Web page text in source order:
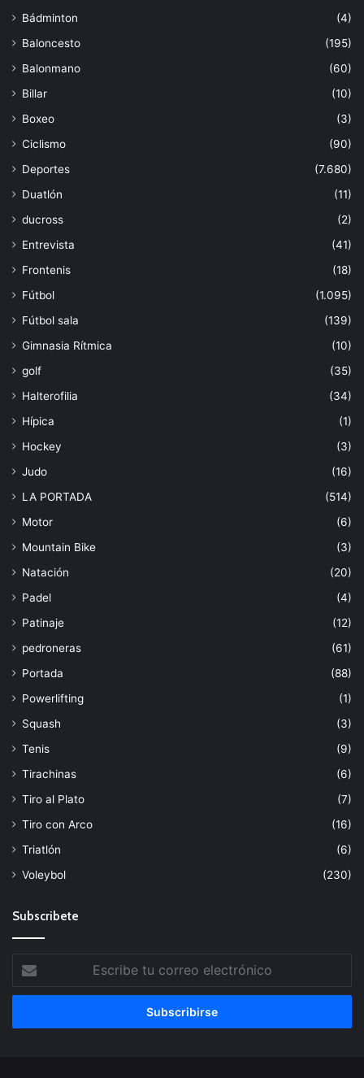
Bádminton
(4)
Baloncesto
(195)
Balonmano
(60)
Billar
(10)
Boxeo
(3)
Ciclismo
(90)
Deportes
(7.680)
Duatlón
(11)
ducross
(2)
Entrevista
(41)
Frontenis
(18)
Fútbol
(1.095)
Fútbol sala
(139)
Gimnasia Rítmica
(10)
golf
(35)
Halterofilia
(34)
Hípica
(1)
Hockey
(3)
Judo
(16)
LA PORTADA
(514)
Motor
(6)
Mountain Bike
(3)
Natación
(20)
Padel
(4)
Patinaje
(12)
pedroneras
(61)
Portada
(88)
Powerlifting
(1)
Squash
(3)
Tenis
(9)
Tirachinas
(6)
Tiro al Plato
(7)
Tiro con Arco
(16)
Triatlón
(6)
Voleybol
(230)
Subscribete
tu
correo